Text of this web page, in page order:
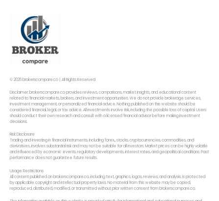
© 2026 brokerscompare.co | All Rights Reserved
Disclaimer: brokerscompare.co provides reviews, comparisons, market insights, and educational content
related to financial markets, brokers, and investment opportunities. We do not provide brokerage services,
investment management, or personalized financial advice. Nothing published on this website should be
considered financial, legal, or tax advice. All investments involve risk, including the possible loss of capital. Users
should conduct their own research and consult with a licensed financial advisor before making investment
decisions.
Risk Disclosure
Trading and investing in financial instruments, including forex,, stocks, cryptocurrencies, commodities, and
derivatives, involves substantial risk and may not be suitable for all investors. Market prices can be highly volatile
and influenced by economic events, regulatory developments, interest rates, and geopolitical conditions. Past
performance does not guarantee future results.
Usage Restrictions
All content published on brokerscompare.co, including text, graphics, logos, reviews, and analysis, is protected
by applicable copyright and intellectual property laws. No material from this website may be copied,
reproduced, distributed, modified, or transmitted without prior written consent from brokerscompare.co.